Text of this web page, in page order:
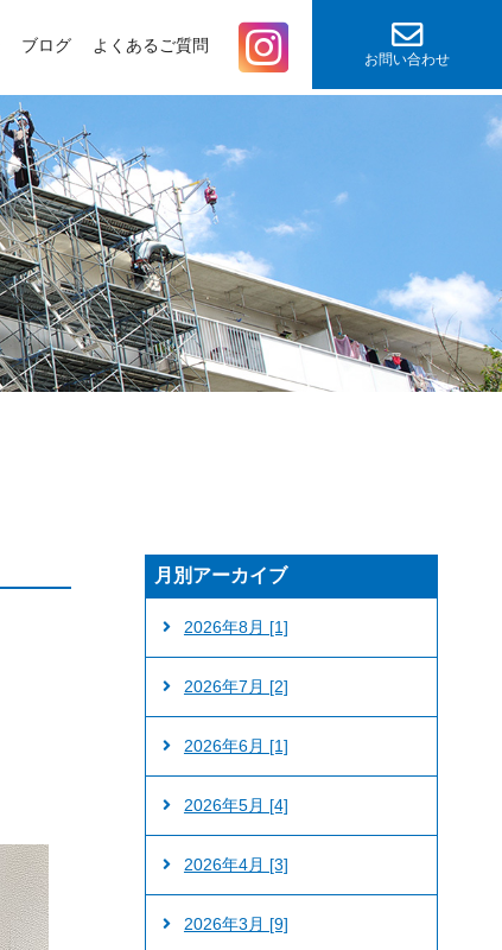
ブログ よくあるご質問
お問い合わせ
月別アーカイブ
2026年8月 [1]
2026年7月 [2]
2026年6月 [1]
2026年5月 [4]
2026年4月 [3]
2026年3月 [9]